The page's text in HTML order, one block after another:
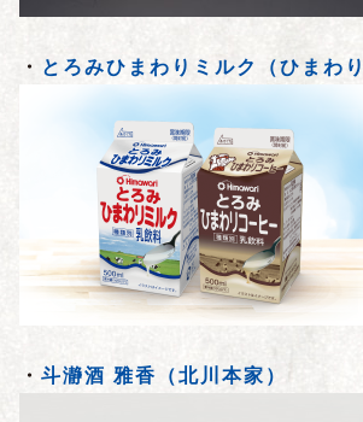
・ とろみひまわりミルク（ひまわ
・ 斗瀞酒 雅香（北川本家）